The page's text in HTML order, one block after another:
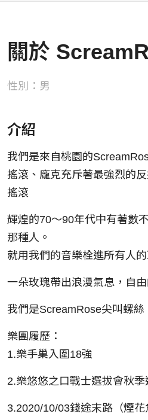
關於
性別：男
介紹
我們是來自桃園的
搖滾、龐克充斥著最強烈的
搖滾
輝煌的70～90年代中有著數
那種人。
就用我們的音樂栓進所有人
一朵玫瑰帶出浪漫氣息，自
我們是ScreamRose尖叫螺絲
樂團履歷：
1.樂手巢入圍18強
2.樂悠悠之口戰士選拔會秋季
3.2020/10/03錢途末路（煙